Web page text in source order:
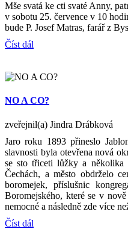
Mše svatá ke cti svaté Anny,
v sobotu 25. července v 10
bude P. Josef Matras, farář z
Číst dál
NO A CO?
zveřejnil(a) Jindra Drábková
Jaro roku 1893 přineslo
slavnosti byla otevřena nová
se sto třiceti lůžky a několika
Čechách, a město obdrželo
boromejek, příslušnic
Boromejského, které se v
nemocné a následně zde více
Číst dál